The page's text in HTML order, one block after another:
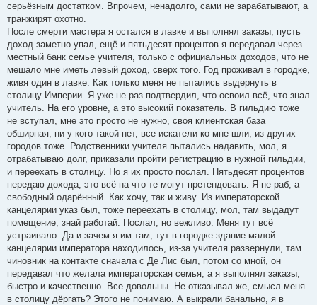
серьёзным достатком. Впрочем, ненадолго, сами не зарабатывают, а
транжирят охотно.
После смерти мастера я остался в лавке и выполнял заказы, пусть
доход заметно упал, ещё и пятьдесят процентов я передавал через
местный банк семье учителя, только с официальных доходов, что не
мешало мне иметь левый доход, сверх того. Год проживал в городке,
живя один в лавке. Как только меня не пытались выдернуть в
столицу Империи. Я уже не раз подтвердил, что освоил всё, что знал
учитель. На его уровне, а это высокий показатель. В гильдию тоже
не вступал, мне это просто не нужно, своя клиентская база
обширная, ни у кого такой нет, все искатели ко мне шли, из других
городов тоже. Родственники учителя пытались надавить, мол, я
отрабатываю долг, приказали пройти регистрацию в нужной гильдии,
и переехать в столицу. Но я их просто послал. Пятьдесят процентов
передаю дохода, это всё на что те могут претендовать. Я не раб, а
свободный одарённый. Как хочу, так и живу. Из императорской
канцелярии указ был, тоже переехать в столицу, мол, там выдадут
помещение, знай работай. Послал, но вежливо. Меня тут всё
устраивало. Да и зачем я им там, тут в городке здание малой
канцелярии императора находилось, из-за учителя развернули, там
чиновник на контакте сначала с Де Лис был, потом со мной, он
передавал что желала императорская семья, а я выполнял заказы,
быстро и качественно. Все довольны. Не отказывал же, смысл меня
в столицу дёргать? Этого не понимаю. А выкрали банально, я в